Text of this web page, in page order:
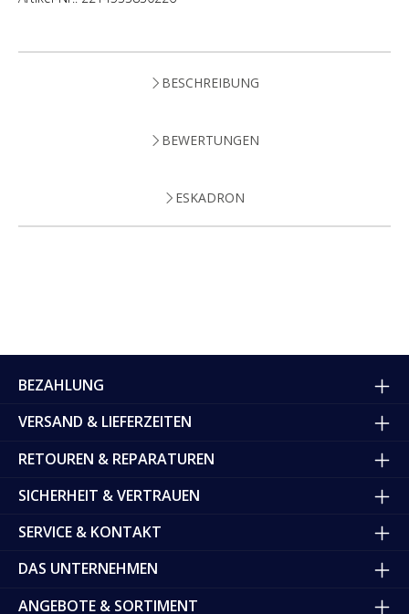
BESCHREIBUNG
BEWERTUNGEN
ESKADRON
BEZAHLUNG
VERSAND & LIEFERZEITEN
RETOUREN & REPARATUREN
SICHERHEIT & VERTRAUEN
SERVICE & KONTAKT
DAS UNTERNEHMEN
ANGEBOTE & SORTIMENT